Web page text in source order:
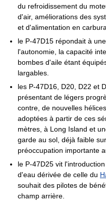
du refroidissement du
d'air, améliorations des
et d'alimentation en
le P-47D15 répondait à
l'autonomie, la capacité
bombes d'aile étant
largables.
les P-47D16, D20, D22 et
présentant de légers
contre, de nouvelles
adoptées à partir de ces
mètres, à Long Island et
garde au sol, déjà faible
préoccupation importante
le P-47D25 vit
d'eau dérivée de celle du
souhait des pilotes de
champ arrière.